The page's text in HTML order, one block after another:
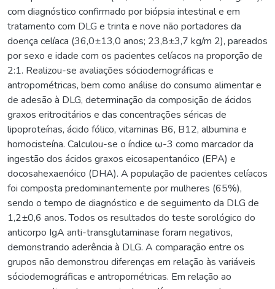
com diagnóstico confirmado por biópsia intestinal e em
tratamento com DLG e trinta e nove não portadores da
doença celíaca (36,0±13,0 anos; 23,8±3,7 kg/m 2), pareados
por sexo e idade com os pacientes celíacos na proporção de
2:1. Realizou-se avaliações sóciodemográficas e
antropométricas, bem como análise do consumo alimentar e
de adesão à DLG, determinação da composição de ácidos
graxos eritrocitários e das concentrações séricas de
lipoproteínas, ácido fólico, vitaminas B6, B12, albumina e
homocisteína. Calculou-se o índice ω-3 como marcador da
ingestão dos ácidos graxos eicosapentanóico (EPA) e
docosahexaenóico (DHA). A população de pacientes celíacos
foi composta predominantemente por mulheres (65%),
sendo o tempo de diagnóstico e de seguimento da DLG de
1,2±0,6 anos. Todos os resultados do teste sorológico do
anticorpo IgA anti-transglutaminase foram negativos,
demonstrando aderência à DLG. A comparação entre os
grupos não demonstrou diferenças em relação às variáveis
sóciodemográficas e antropométricas. Em relação ao